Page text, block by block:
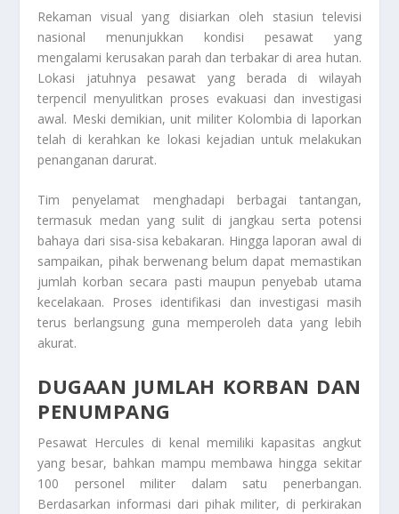
Rekaman visual yang disiarkan oleh stasiun televisi
nasional menunjukkan kondisi pesawat yang
mengalami kerusakan parah dan terbakar di area hutan.
Lokasi jatuhnya pesawat yang berada di wilayah
terpencil menyulitkan proses evakuasi dan investigasi
awal. Meski demikian, unit militer Kolombia di laporkan
telah di kerahkan ke lokasi kejadian untuk melakukan
penanganan darurat.
Tim penyelamat menghadapi berbagai tantangan,
termasuk medan yang sulit di jangkau serta potensi
bahaya dari sisa-sisa kebakaran. Hingga laporan awal di
sampaikan, pihak berwenang belum dapat memastikan
jumlah korban secara pasti maupun penyebab utama
kecelakaan. Proses identifikasi dan investigasi masih
terus berlangsung guna memperoleh data yang lebih
akurat.
DUGAAN JUMLAH KORBAN DAN
PENUMPANG
Pesawat Hercules di kenal memiliki kapasitas angkut
yang besar, bahkan mampu membawa hingga sekitar
100 personel militer dalam satu penerbangan.
Berdasarkan informasi dari pihak militer, di perkirakan